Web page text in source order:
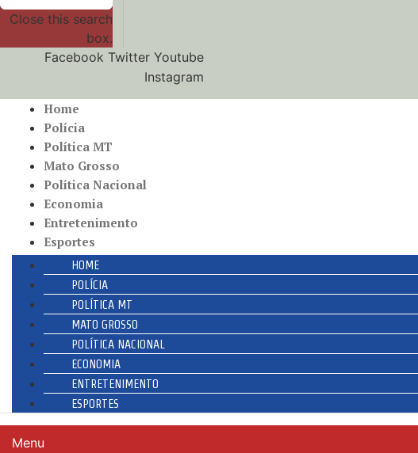
Close this search
box.
Facebook Twitter Youtube
Instagram
Home
Polícia
Política MT
Mato Grosso
Política Nacional
Economia
Entretenimento
Esportes
HOME
POLÍCIA
POLÍTICA MT
MATO GROSSO
POLÍTICA NACIONAL
ECONOMIA
ENTRETENIMENTO
ESPORTES
Menu